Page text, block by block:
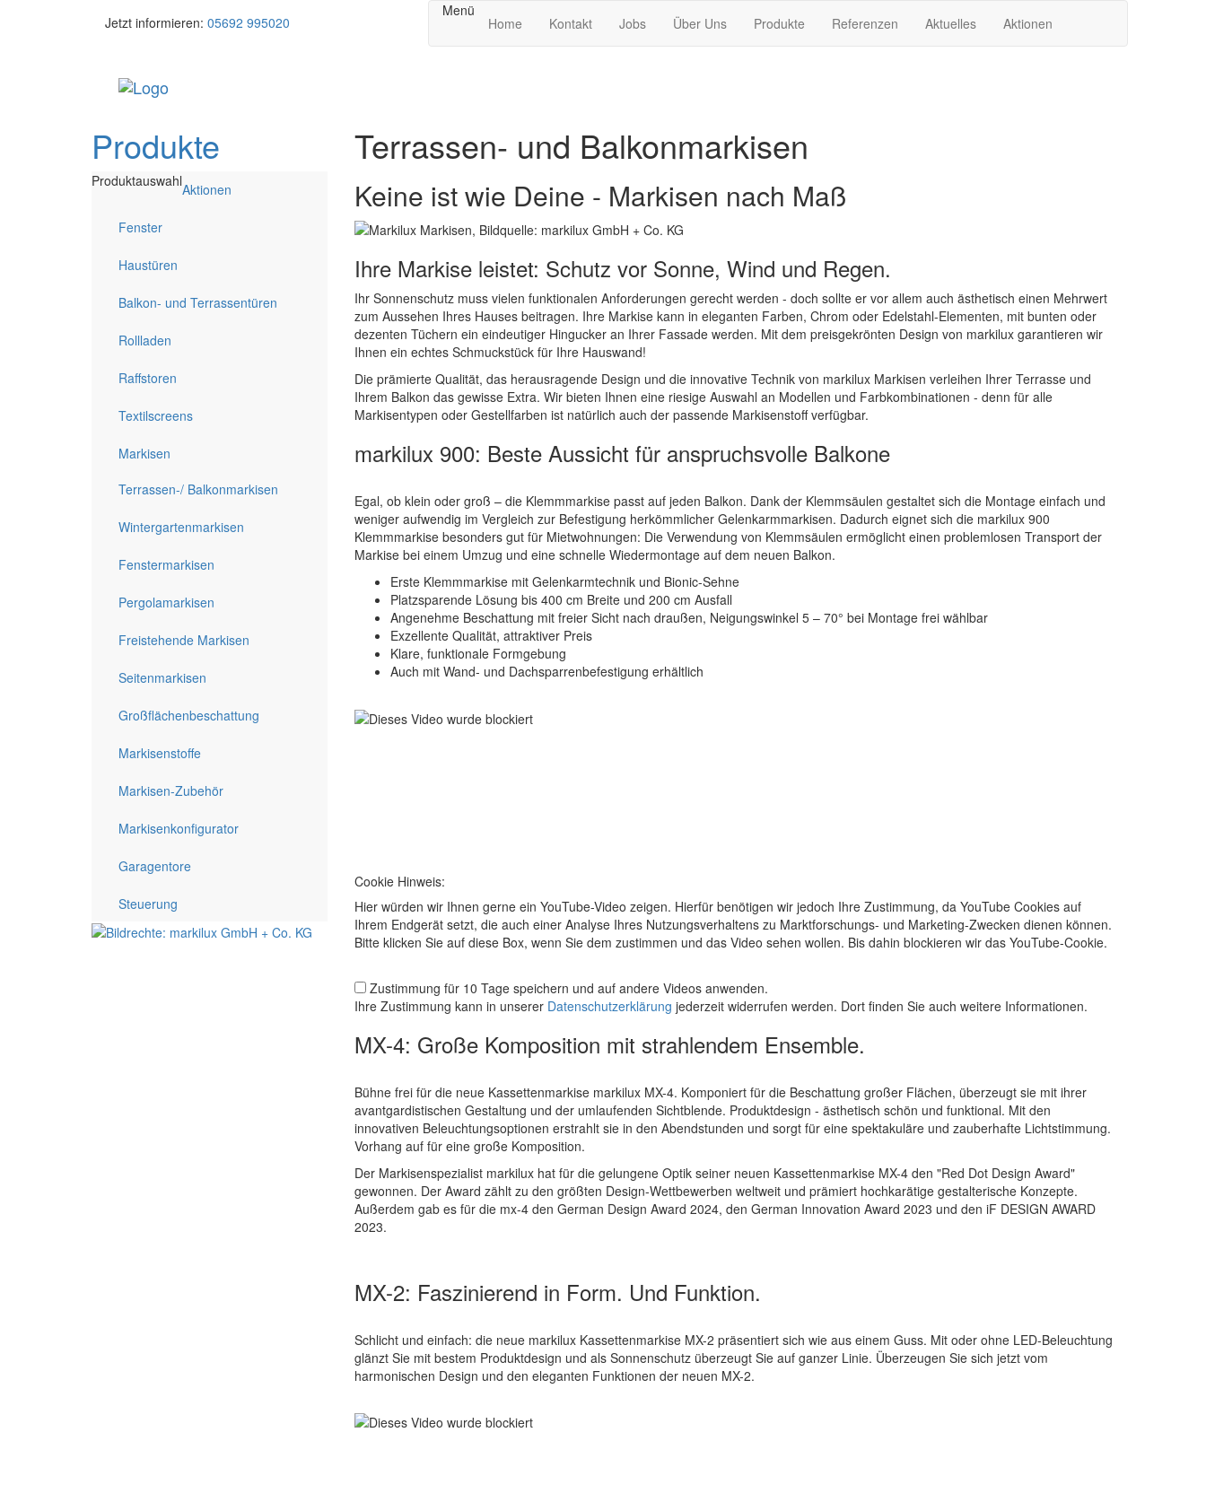
Jetzt informieren: 05692 995020
Menü
Home Kontakt Jobs Über Uns Produkte Referenzen Aktuelles Aktionen
Produkte
ProduktauswahlAktionen
Fenster
Haustüren
Balkon- und Terrassentüren
Rollladen
Raffstoren
Textilscreens
Markisen
Terrassen-/ Balkonmarkisen
Wintergartenmarkisen
Fenstermarkisen
Pergolamarkisen
Freistehende Markisen
Seitenmarkisen
Großflächenbeschattung
Markisenstoffe
Markisen-Zubehör
Markisenkonfigurator
Garagentore
Steuerung
Terrassen- und Balkonmarkisen
Keine ist wie Deine - Markisen nach Maß
Ihre Markise leistet: Schutz vor Sonne, Wind und Regen.
Ihr Sonnenschutz muss vielen funktionalen Anforderungen gerecht werden - doch sollte er vor allem auch ästhetisch einen Mehrwert
zum Aussehen Ihres Hauses beitragen. Ihre Markise kann in eleganten Farben, Chrom oder Edelstahl-Elementen, mit bunten oder
dezenten Tüchern ein eindeutiger Hingucker an Ihrer Fassade werden. Mit dem preisgekrönten Design von markilux garantieren wir
Ihnen ein echtes Schmuckstück für Ihre Hauswand!
Die prämierte Qualität, das herausragende Design und die innovative Technik von markilux Markisen verleihen Ihrer Terrasse und
Ihrem Balkon das gewisse Extra. Wir bieten Ihnen eine riesige Auswahl an Modellen und Farbkombinationen - denn für alle
Markisentypen oder Gestellfarben ist natürlich auch der passende Markisenstoff verfügbar.
markilux 900: Beste Aussicht für anspruchsvolle Balkone
Egal, ob klein oder groß – die Klemmmarkise passt auf jeden Balkon. Dank der Klemmsäulen gestaltet sich die Montage einfach und
weniger aufwendig im Vergleich zur Befestigung herkömmlicher Gelenkarmmarkisen. Dadurch eignet sich die markilux 900
Klemmmarkise besonders gut für Mietwohnungen: Die Verwendung von Klemmsäulen ermöglicht einen problemlosen Transport der
Markise bei einem Umzug und eine schnelle Wiedermontage auf dem neuen Balkon.
Erste Klemmmarkise mit Gelenkarmtechnik und Bionic-Sehne
Platzsparende Lösung bis 400 cm Breite und 200 cm Ausfall
Angenehme Beschattung mit freier Sicht nach draußen, Neigungswinkel 5 – 70° bei Montage frei wählbar
Exzellente Qualität, attraktiver Preis
Klare, funktionale Formgebung
Auch mit Wand- und Dachsparrenbefestigung erhältlich
Cookie Hinweis:
Hier würden wir Ihnen gerne ein YouTube-Video zeigen. Hierfür benötigen wir jedoch Ihre Zustimmung, da YouTube Cookies auf
Ihrem Endgerät setzt, die auch einer Analyse Ihres Nutzungsverhaltens zu Marktforschungs- und Marketing-Zwecken dienen können.
Bitte klicken Sie auf diese Box, wenn Sie dem zustimmen und das Video sehen wollen. Bis dahin blockieren wir das YouTube-Cookie.
Zustimmung für 10 Tage speichern und auf andere Videos anwenden.
Ihre Zustimmung kann in unserer Datenschutzerklärung jederzeit widerrufen werden. Dort finden Sie auch weitere Informationen.
MX-4: Große Komposition mit strahlendem Ensemble.
Bühne frei für die neue Kassettenmarkise markilux MX-4. Komponiert für die Beschattung großer Flächen, überzeugt sie mit ihrer
avantgardistischen Gestaltung und der umlaufenden Sichtblende. Produktdesign - ästhetisch schön und funktional. Mit den
innovativen Beleuchtungsoptionen erstrahlt sie in den Abendstunden und sorgt für eine spektakuläre und zauberhafte Lichtstimmung.
Vorhang auf für eine große Komposition.
Der Markisenspezialist markilux hat für die gelungene Optik seiner neuen Kassettenmarkise MX-4 den "Red Dot Design Award"
gewonnen. Der Award zählt zu den größten Design-Wettbewerben weltweit und prämiert hochkarätige gestalterische Konzepte.
Außerdem gab es für die mx-4 den German Design Award 2024, den German Innovation Award 2023 und den iF DESIGN AWARD
2023.
MX-2: Faszinierend in Form. Und Funktion.
Schlicht und einfach: die neue markilux Kassettenmarkise MX-2 präsentiert sich wie aus einem Guss. Mit oder ohne LED-Beleuchtung
glänzt Sie mit bestem Produktdesign und als Sonnenschutz überzeugt Sie auf ganzer Linie. Überzeugen Sie sich jetzt vom
harmonischen Design und den eleganten Funktionen der neuen MX-2.